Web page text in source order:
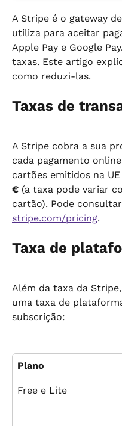
A Stripe é o gateway
utiliza para aceitar
Apple Pay e Google
taxas. Este artigo
como reduzi-las.
Taxas de
A Stripe cobra a sua
cada pagamento
cartões emitidos na
€ (a taxa pode variar
cartão). Pode
stripe.com/pricing.
Taxa de
Além da taxa da
uma taxa de
subscrição:
Plano
Free e Lite